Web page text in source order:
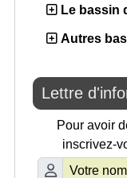
Le bassin
Autres
Lettre
Pour avoir
inscrivez-